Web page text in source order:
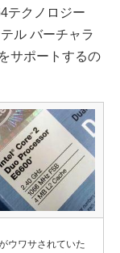
テクノロジー
ル バーチャラ
サポートするの
ウワサされていた